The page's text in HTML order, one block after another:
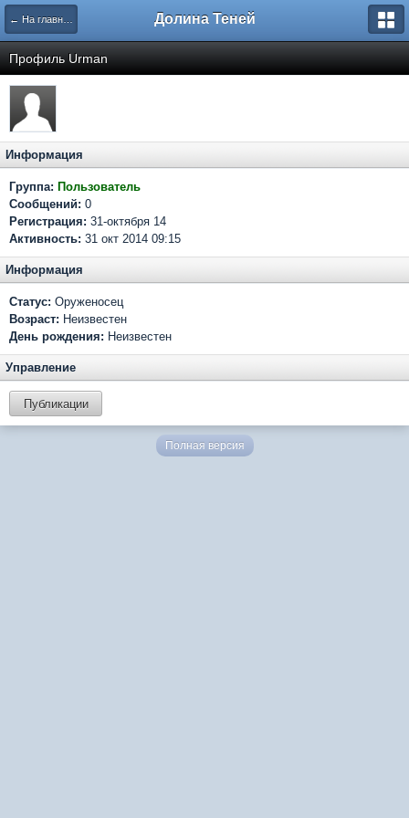
← На главную Долина Теней
Профиль Urman
Информация
Группа: Пользователь
Сообщений: 0
Регистрация: 31-октября 14
Активность: 31 окт 2014 09:15
Информация
Статус: Оруженосец
Возраст: Неизвестен
День рождения: Неизвестен
Управление
Публикации
Полная версия